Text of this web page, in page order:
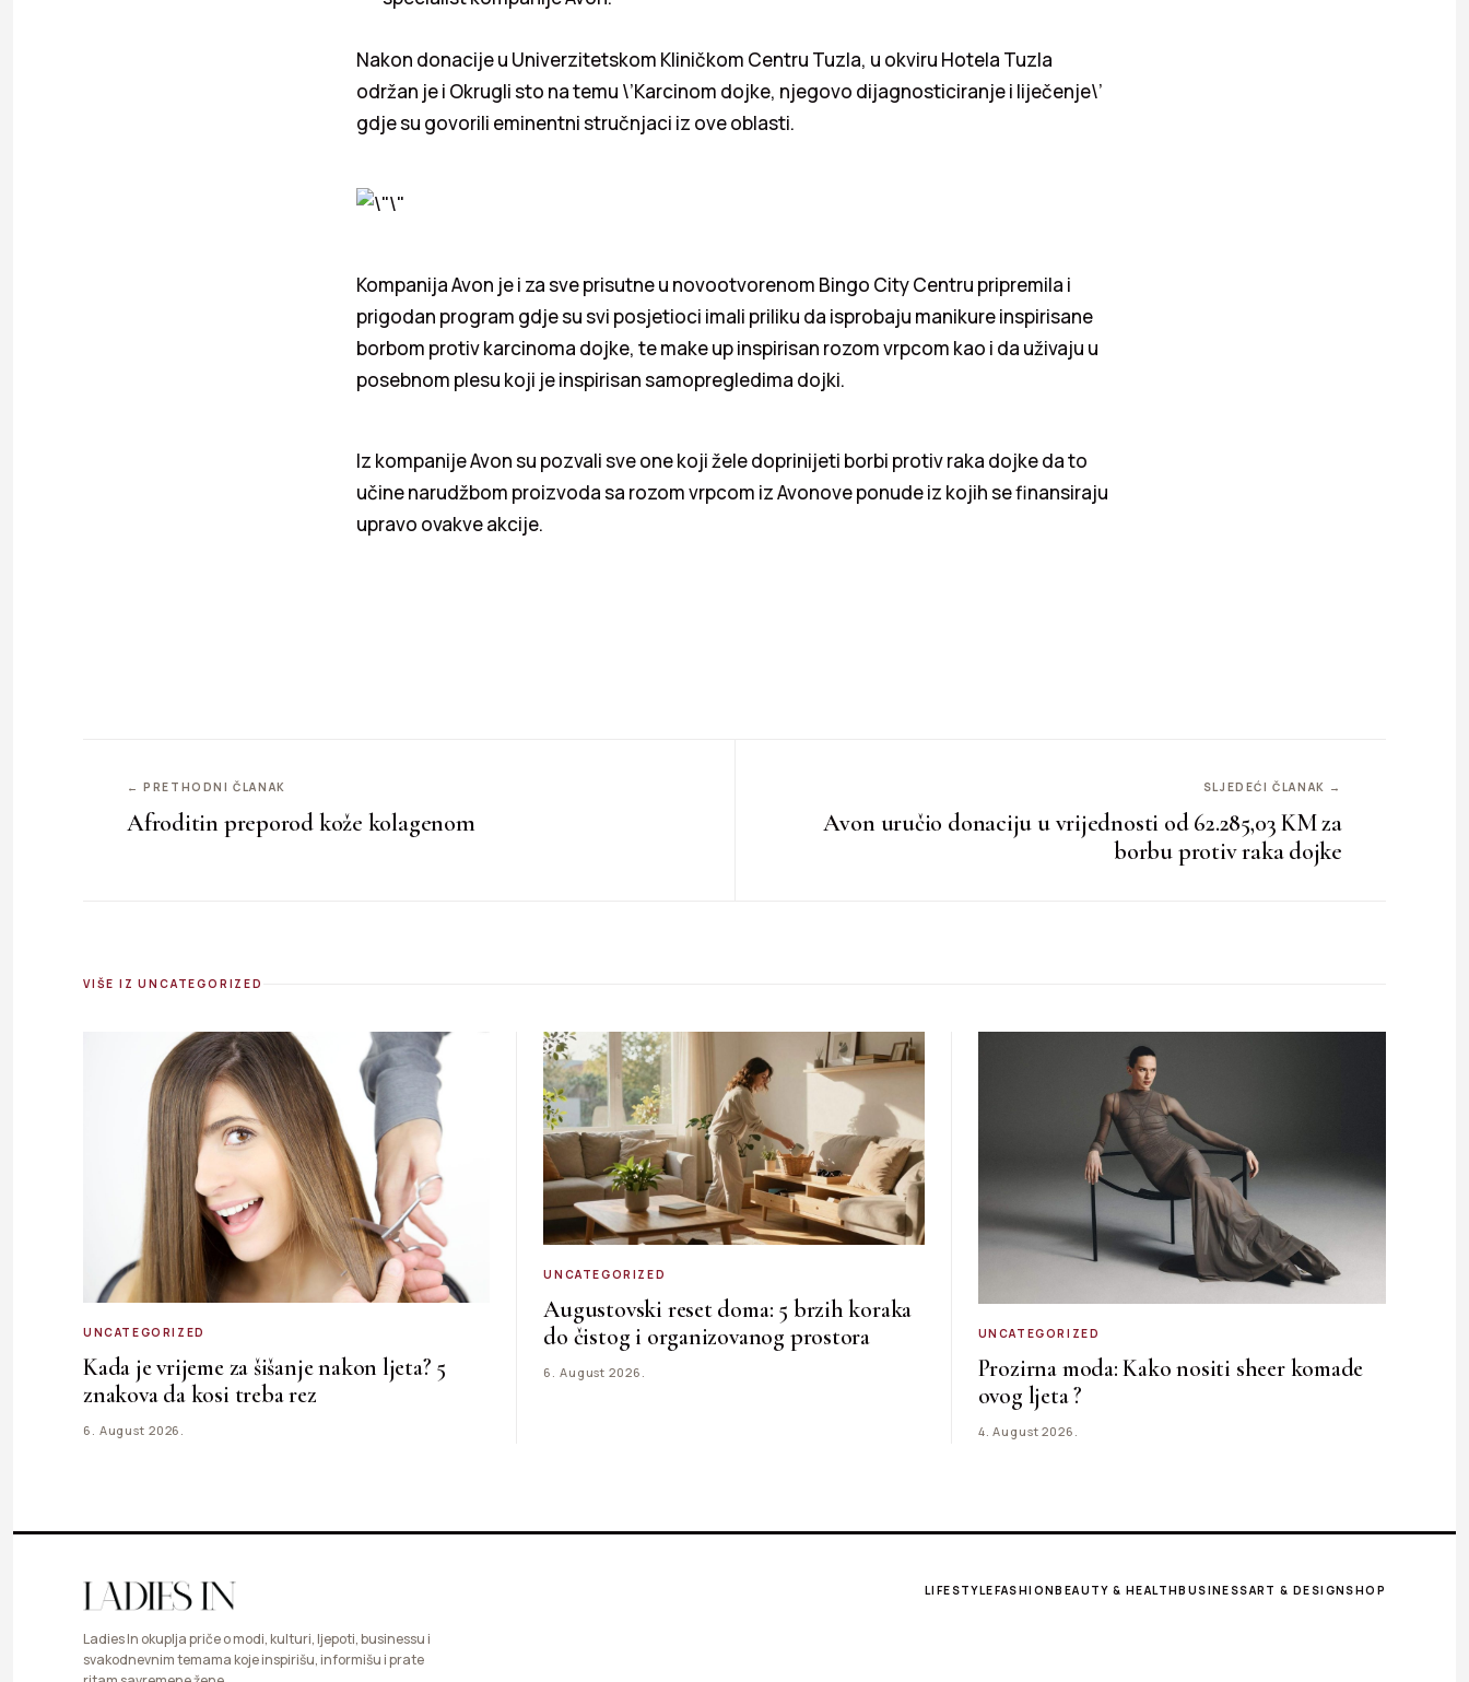
Nakon donacije u Univerzitetskom Kliničkom Centru Tuzla, u okviru Hotela Tuzla
održan je i Okrugli sto na temu \’Karcinom dojke, njegovo dijagnosticiranje i liječenje\’
gdje su govorili eminentni stručnjaci iz ove oblasti.
Kompanija Avon je i za sve prisutne u novootvorenom Bingo City Centru pripremila i
prigodan program gdje su svi posjetioci imali priliku da isprobaju manikure inspirisane
borbom protiv karcinoma dojke, te make up inspirisan rozom vrpcom kao i da uživaju u
posebnom plesu koji je inspirisan samopregledima dojki.
Iz kompanije Avon su pozvali sve one koji žele doprinijeti borbi protiv raka dojke da to
učine narudžbom proizvoda sa rozom vrpcom iz Avonove ponude iz kojih se finansiraju
upravo ovakve akcije.
← PRETHODNI ČLANAK
Afroditin preporod kože kolagenom
SLJEDEĆI ČLANAK →
Avon uručio donaciju u vrijednosti od 62.285,03 KM za
borbu protiv raka dojke
VIŠE IZ UNCATEGORIZED
UNCATEGORIZED
Kada je vrijeme za šišanje nakon ljeta? 5
znakova da kosi treba rez
6. August 2026.
UNCATEGORIZED
Augustovski reset doma: 5 brzih koraka
do čistog i organizovanog prostora
6. August 2026.
UNCATEGORIZED
Prozirna moda: Kako nositi sheer komade
ovog ljeta ?
4. August 2026.
Ladies In okuplja priče o modi, kulturi, ljepoti, businessu i
svakodnevnim temama koje inspirišu, informišu i prate
LIFESTYLEFASHIONBEAUTY & HEALTHBUSINESSART & DESIGNSHOP